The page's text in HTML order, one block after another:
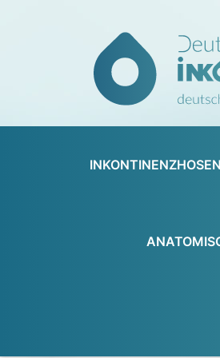
INKONTINENZHOSEN